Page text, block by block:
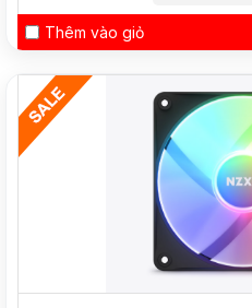
Thêm vào giỏ
NEW